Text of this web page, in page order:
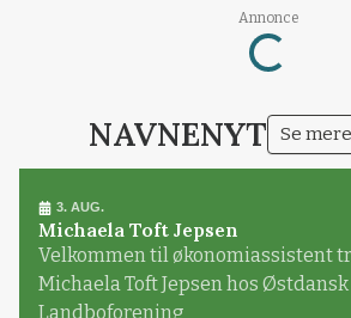
Annonce
Loading...
NAVNENYT Se
3. AUG.
Michaela Toft Jepsen
Velkommen til økonomiassistent
Michaela Toft Jepsen hos Østdansk
Landboforening